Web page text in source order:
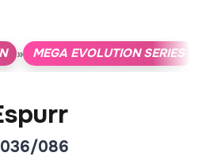
» MEGA EVOLUTION SERIES
086